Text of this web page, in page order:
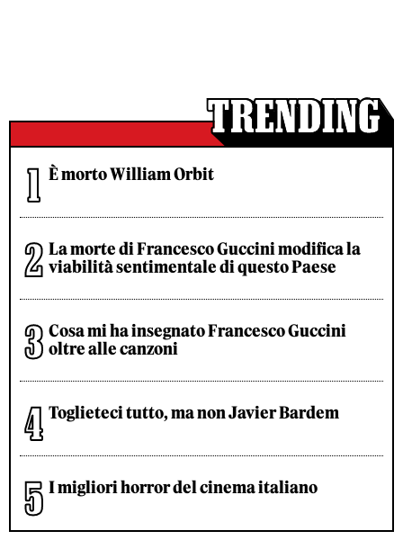
È morto William Orbit
La morte di Francesco Guccini modifica la
viabilità sentimentale di questo Paese
Cosa mi ha insegnato Francesco Guccini
oltre alle canzoni
Toglieteci tutto, ma non Javier Bardem
I migliori horror del cinema italiano